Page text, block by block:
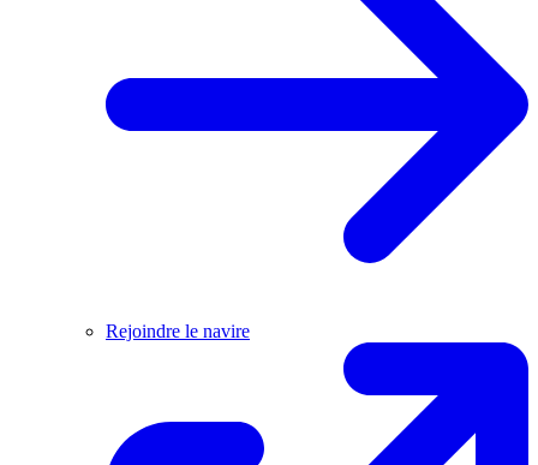
Rejoindre le navire